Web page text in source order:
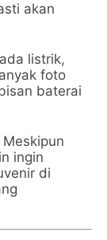
akan
listrik,
foto
baterai
Meskipun
ingin
di